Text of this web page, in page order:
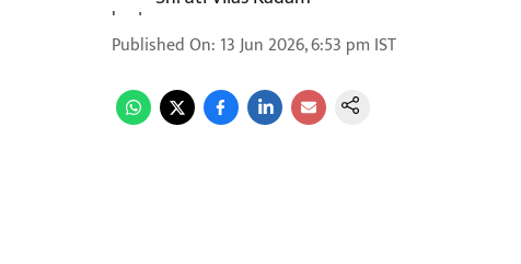
Published On: 13 Jun 2026, 6:53 pm IST